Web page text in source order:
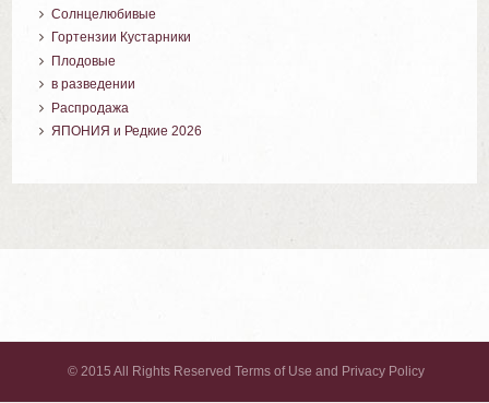
Солнцелюбивые
Гортензии Кустарники
Плодовые
в разведении
Распродажа
ЯПОНИЯ и Редкие 2026
© 2015 All Rights Reserved Terms of Use and Privacy Policy